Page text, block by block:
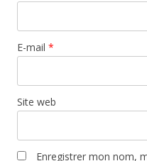
E-mail *
Site web
Enregistrer mon nom,